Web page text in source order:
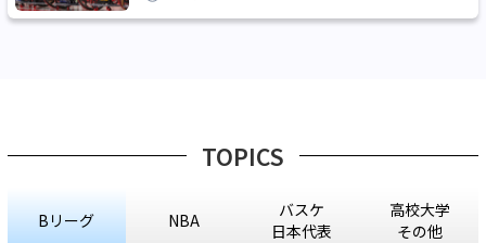
TOPICS
Bリーグ NBA
バスケ
日本代表
高校大学
その他